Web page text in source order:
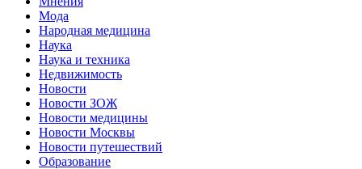
Мода
Народная медицина
Наука
Наука и техника
Недвижимость
Новости
Новости ЗОЖ
Новости медицины
Новости Москвы
Новости путешествий
Образование